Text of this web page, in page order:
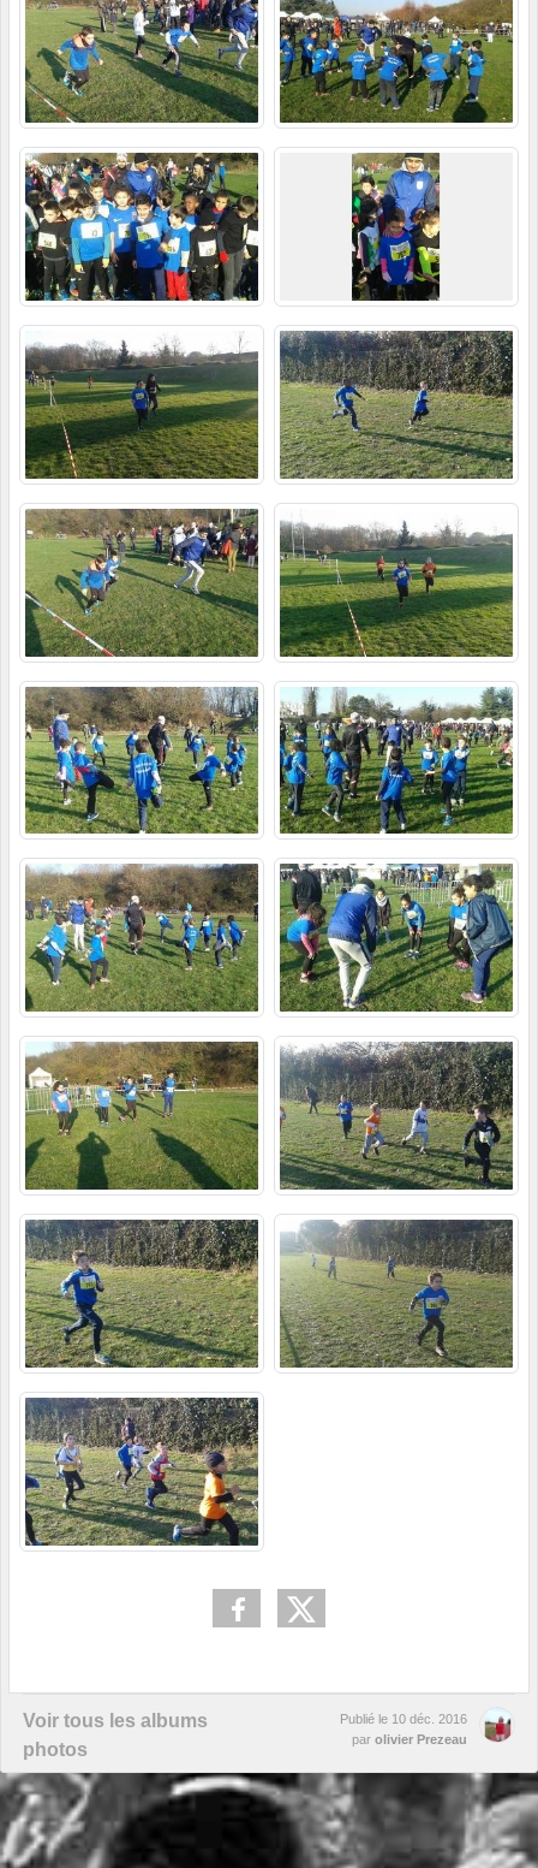
Voir tous les albums
photos
Publié le 10 déc. 2016
par olivier Prezeau